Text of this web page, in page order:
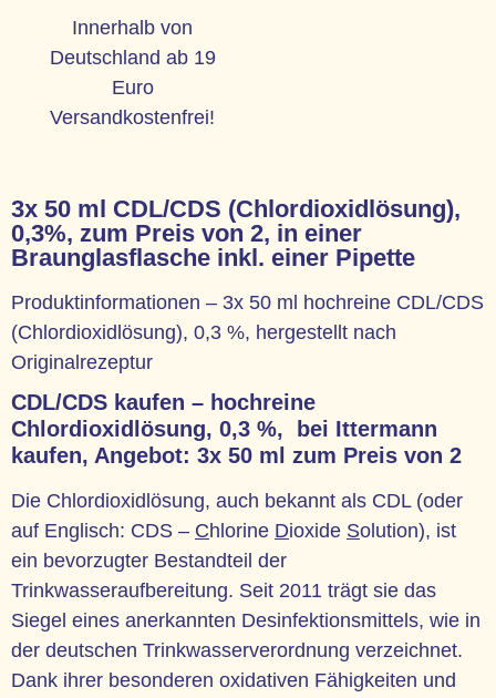
Innerhalb von
Deutschland ab 19
Euro
Versandkostenfrei!
3x 50 ml CDL/CDS (Chlordioxidlösung),
0,3%, zum Preis von 2, in einer
Braunglasflasche inkl. einer Pipette
Produktinformationen – 3x 50 ml hochreine CDL/CDS
(Chlordioxidlösung), 0,3 %, hergestellt nach
Originalrezeptur
CDL/CDS kaufen – hochreine
Chlordioxidlösung, 0,3 %, bei Ittermann
kaufen, Angebot: 3x 50 ml zum Preis von 2
Die Chlordioxidlösung, auch bekannt als CDL (oder
auf Englisch: CDS – Chlorine Dioxide Solution), ist
ein bevorzugter Bestandteil der
Trinkwasseraufbereitung. Seit 2011 trägt sie das
Siegel eines anerkannten Desinfektionsmittels, wie in
der deutschen Trinkwasserverordnung verzeichnet.
Dank ihrer besonderen oxidativen Fähigkeiten und